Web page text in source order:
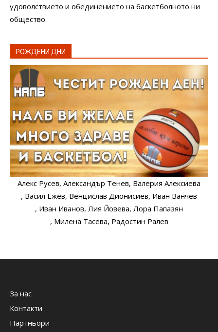
удоволствието и обединението на баскетболното ни
общество.
РОЖДЕНИ ДНИ
Алекс Русев, Александър Тенев, Валерия Алексиева
, Васил Ежев, Венцислав Дионисиев, Иван Ванчев
, Иван Иванов, Лия Йовева, Лора Папазян
, Милена Тасева, Радостин Ралев
За нас
Контакти
Партньори